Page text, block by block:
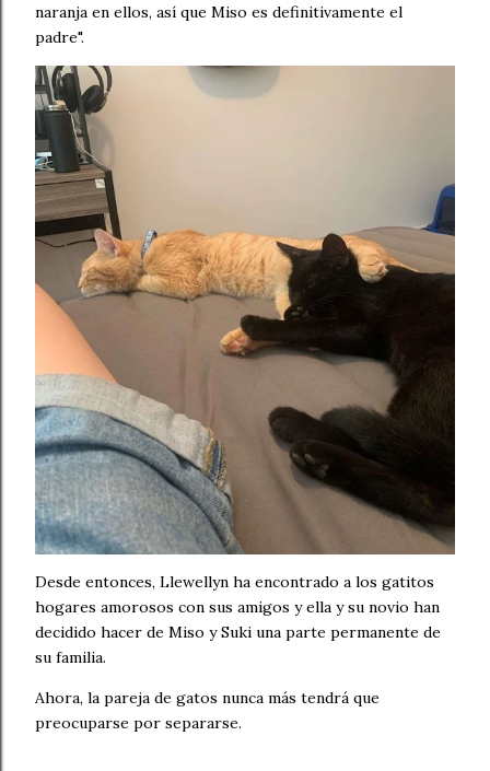
naranja en ellos, así que Miso es definitivamente el
padre".
Desde entonces, Llewellyn ha encontrado a los gatitos
hogares amorosos con sus amigos y ella y su novio han
decidido hacer de Miso y Suki una parte permanente de
su familia.
Ahora, la pareja de gatos nunca más tendrá que
preocuparse por separarse.